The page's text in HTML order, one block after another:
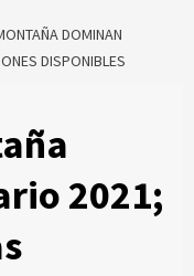
DOMINAN
DISPONIBLES
2021;